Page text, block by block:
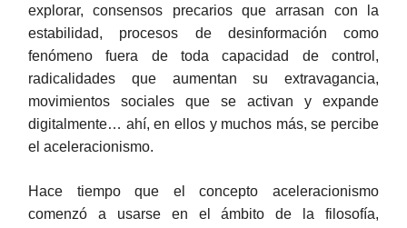
explorar, consensos precarios que arrasan con la
estabilidad, procesos de desinformación como
fenómeno fuera de toda capacidad de control,
radicalidades que aumentan su extravagancia,
movimientos sociales que se activan y expande
digitalmente… ahí, en ellos y muchos más, se percibe
el aceleracionismo.
Hace tiempo que el concepto aceleracionismo
comenzó a usarse en el ámbito de la filosofía,